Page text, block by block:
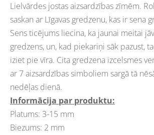
Lielvārdes jostas aizsardzības zīmēm.
saskan ar Līgavas gredzenu, kas ir sena
Sens ticējums liecina, ka jaunai meitai
gredzens, un, kad piekariņi sāk pazust,
iziet pie vīra. Cita gredzena izcelsmes
ar 7 aizsardzības simboliem sargā tā
nedēļas dienā.
Informācija par produktu:
Platums: 3-15 mm
Biezums: 2 mm